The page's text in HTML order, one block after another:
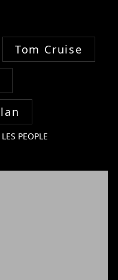
Tom Cruise
PEOPLE